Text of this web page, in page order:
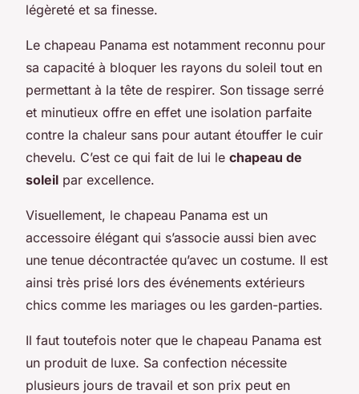
légèreté et sa finesse.
Le chapeau Panama est notamment reconnu pour
sa capacité à bloquer les rayons du soleil tout en
permettant à la tête de respirer. Son tissage serré
et minutieux offre en effet une isolation parfaite
contre la chaleur sans pour autant étouffer le cuir
chevelu. C’est ce qui fait de lui le chapeau de
soleil par excellence.
Visuellement, le chapeau Panama est un
accessoire élégant qui s’associe aussi bien avec
une tenue décontractée qu’avec un costume. Il est
ainsi très prisé lors des événements extérieurs
chics comme les mariages ou les garden-parties.
Il faut toutefois noter que le chapeau Panama est
un produit de luxe. Sa confection nécessite
plusieurs jours de travail et son prix peut en